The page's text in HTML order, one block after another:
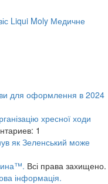
Liqui Moly Медичне
для оформлення в 2024
хресної ходи
1
як Зеленський може
Всі права захищено.
інформація.